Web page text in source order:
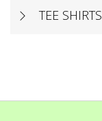
TEE SHIRTS